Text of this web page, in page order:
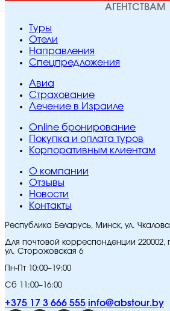
АГЕНТСТВАМ
Туры
Отели
Направления
Спецпредложения
Авиа
Страхование
Лечение в Израиле
Online бронирование
Покупка и оплата туров
Корпоративным клиентам
O компании
Отзывы
Новости
Контакты
Республика Беларусь, Минск, ул.
Для почтовой корреспонденции 220002,
ул. Сторожовская 6
Пн-Пт 10:00–19:00
Сб 11:00–16:00
+375 17 3 666 555 info@abstour.by